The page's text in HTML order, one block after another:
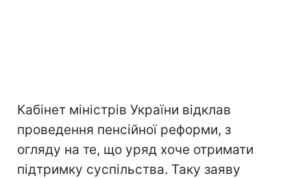
Кабінет міністрів України відклав
проведення пенсійної реформи, з
огляду на те, що уряд хоче отримати
підтримку суспільства. Таку заяву